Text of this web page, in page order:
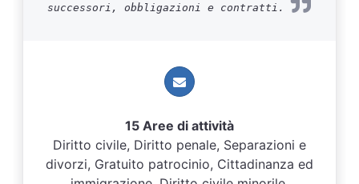
successori, obbligazioni e contratti.
15 Aree di attività
Diritto civile, Diritto penale, Separazioni e
divorzi, Gratuito patrocinio, Cittadinanza ed